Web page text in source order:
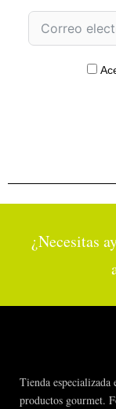
¿Necesitas
Tienda
productos gourmet.